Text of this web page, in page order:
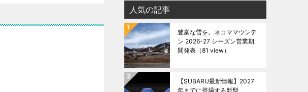
人気の記事
豊富な雪を。ネコママウンテ
ン 2026-27 シーズン営業期
間発表 （81 view）
【SUBARU最新情報】2027
年までに登場する新型